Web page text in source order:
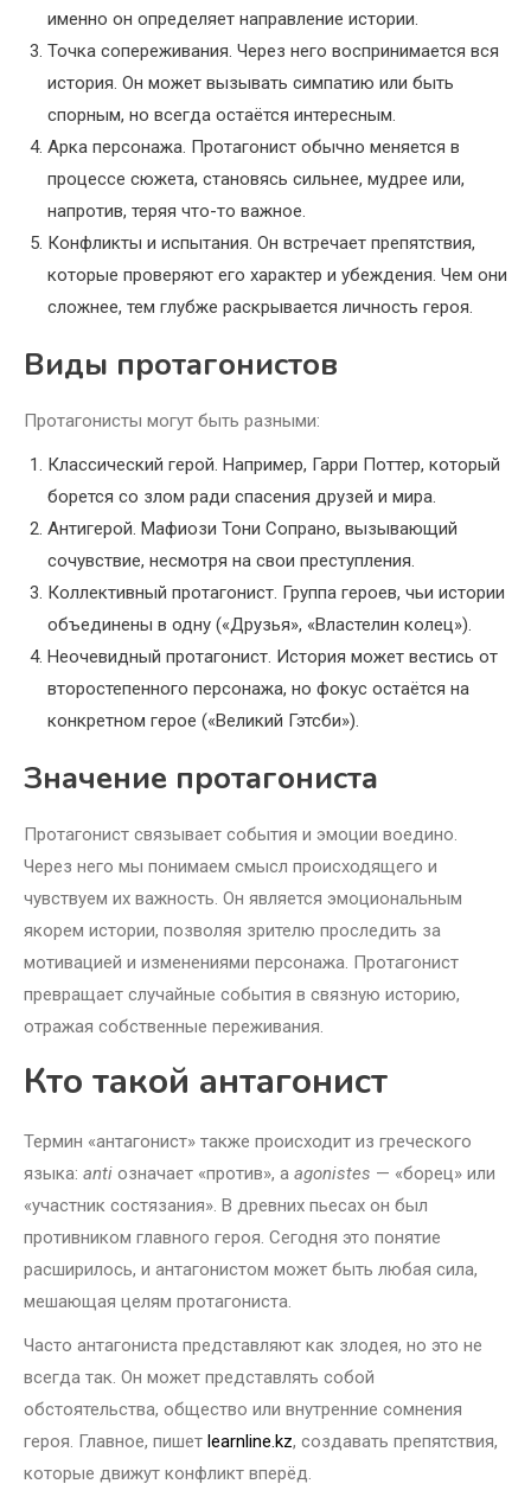
именно он определяет направление истории.
Точка сопереживания. Через него воспринимается вся
история. Он может вызывать симпатию или быть
спорным, но всегда остаётся интересным.
Арка персонажа. Протагонист обычно меняется в
процессе сюжета, становясь сильнее, мудрее или,
напротив, теряя что-то важное.
Конфликты и испытания. Он встречает препятствия,
которые проверяют его характер и убеждения. Чем они
сложнее, тем глубже раскрывается личность героя.
Виды протагонистов
Протагонисты могут быть разными:
Классический герой. Например, Гарри Поттер, который
борется со злом ради спасения друзей и мира.
Антигерой. Мафиози Тони Сопрано, вызывающий
сочувствие, несмотря на свои преступления.
Коллективный протагонист. Группа героев, чьи истории
объединены в одну («Друзья», «Властелин колец»).
Неочевидный протагонист. История может вестись от
второстепенного персонажа, но фокус остаётся на
конкретном герое («Великий Гэтсби»).
Значение протагониста
Протагонист связывает события и эмоции воедино.
Через него мы понимаем смысл происходящего и
чувствуем их важность. Он является эмоциональным
якорем истории, позволяя зрителю проследить за
мотивацией и изменениями персонажа. Протагонист
превращает случайные события в связную историю,
отражая собственные переживания.
Кто такой антагонист
Термин «антагонист» также происходит из греческого
языка: anti означает «против», а agonistes — «борец» или
«участник состязания». В древних пьесах он был
противником главного героя. Сегодня это понятие
расширилось, и антагонистом может быть любая сила,
мешающая целям протагониста.
Часто антагониста представляют как злодея, но это не
всегда так. Он может представлять собой
обстоятельства, общество или внутренние сомнения
героя. Главное, пишет learnline.kz, создавать препятствия,
которые движут конфликт вперёд.